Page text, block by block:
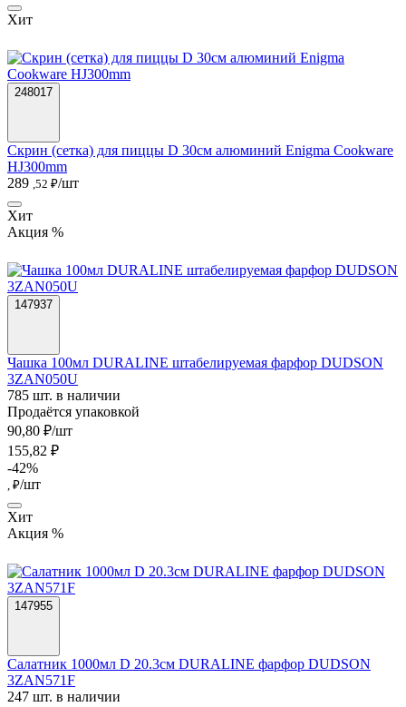
Хит
248017
Скрин (сетка) для пиццы D 30см алюминий Enigma Cookware
HJ300mm
289 ,52 ₽/шт
Хит
Акция %
147937
Чашка 100мл DURALINE штабелируемая фарфор DUDSON
3ZAN050U
785 шт. в наличии
Продаётся упаковкой
90,80 ₽/шт
155,82 ₽
-42%
, ₽/шт
Хит
Акция %
147955
Салатник 1000мл D 20.3см DURALINE фарфор DUDSON
3ZAN571F
247 шт. в наличии